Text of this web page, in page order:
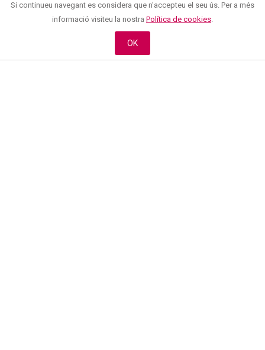
Si continueu navegant es considera que n'accepteu el seu ús. Per a més
informació visiteu la nostra Política de cookies.
OK